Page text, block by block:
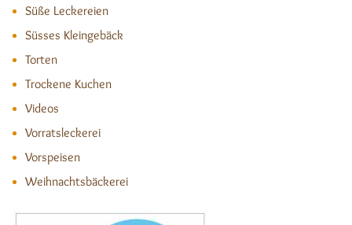
Süße Leckereien
Süsses Kleingebäck
Torten
Trockene Kuchen
Videos
Vorratsleckerei
Vorspeisen
Weihnachtsbäckerei